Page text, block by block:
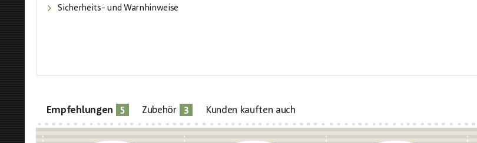
Sicherheits- und Warnhinweise
Empfehlungen 5 Zubehör 3 Kunden kauften auch